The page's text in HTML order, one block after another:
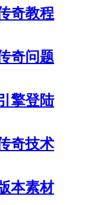
奇教程
奇问题
擎登陆
奇技术
本素材